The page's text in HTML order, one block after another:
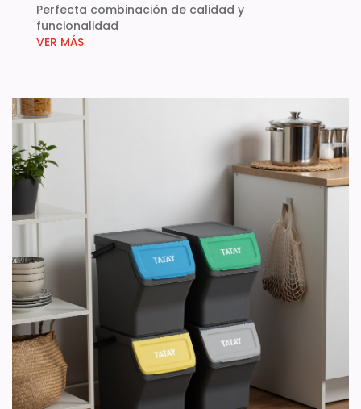
Perfecta combinación de calidad y
funcionalidad
VER MÁS